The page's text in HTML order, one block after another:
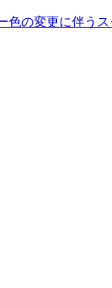
色の変更に伴う